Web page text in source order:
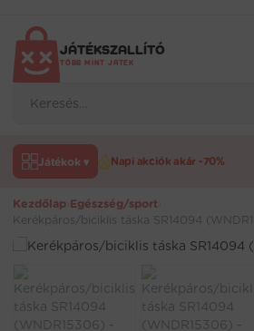
tartalomraJÁTÉKSZALLÍTÓ
TÖBB MINT JÁTÉK
search
Játékok ▾ Napi akciók akár -70%
Kezdőlap Egészség/sport
Kerékpáros/biciklis táska SR14094